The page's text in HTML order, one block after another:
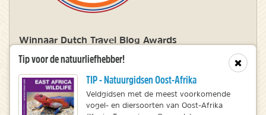
Winnaar Dutch Travel Blog Awards
© 2010 – 2026 NatureScanner.nl
Veelgestelde vragen
Sluit
Tip voor de natuurliefhebber!
TIP - Natuurgidsen Oost-Afrika
Veldgidsen met de meest voorkomende
vogel- en diersoorten van Oost-Afrika